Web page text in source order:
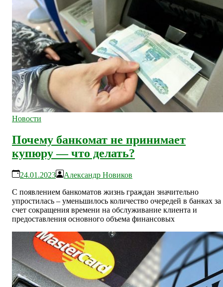
Новости
Почему банкомат не принимает
купюру — что делать?
24.01.2023
Александр Новиков
С появлением банкоматов жизнь граждан значительно
упростилась – уменьшилось количество очередей в банках за
счет сокращения времени на обслуживание клиента и
предоставления основного объема финансовых